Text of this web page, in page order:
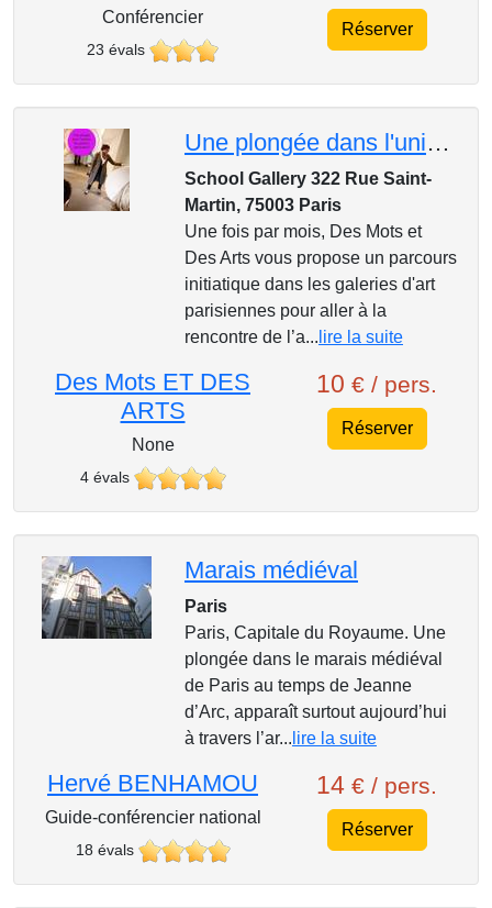
Conférencier
23 évals
Réserver
Une plongée dans l'univers des galeries : le Haut Marais
School Gallery 322 Rue Saint-
Martin, 75003 Paris
Une fois par mois, Des Mots et
Des Arts vous propose un parcours
initiatique dans les galeries d'art
parisiennes pour aller à la
rencontre de l’a... lire la suite
Des Mots ET DES
ARTS
None
4 évals
10 € / pers.
Réserver
Marais médiéval
Paris
Paris, Capitale du Royaume. Une
plongée dans le marais médiéval
de Paris au temps de Jeanne
d’Arc, apparaît surtout aujourd’hui
à travers l’ar... lire la suite
Hervé BENHAMOU
Guide-conférencier national
18 évals
14 € / pers.
Réserver